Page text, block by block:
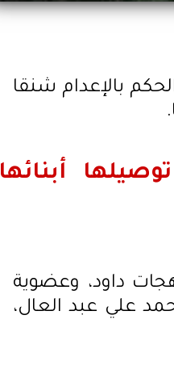
14، اليوم الاثنين، الحكم بالإعدام شنقا
أبنائها
داود، وعضوية
علي عبد العال،